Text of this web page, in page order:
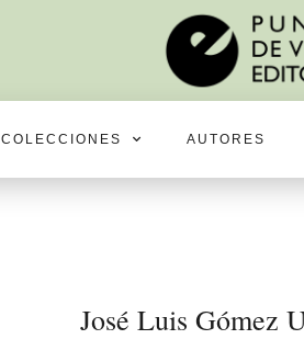
COLECCIONES AUTORES
José Luis Gómez